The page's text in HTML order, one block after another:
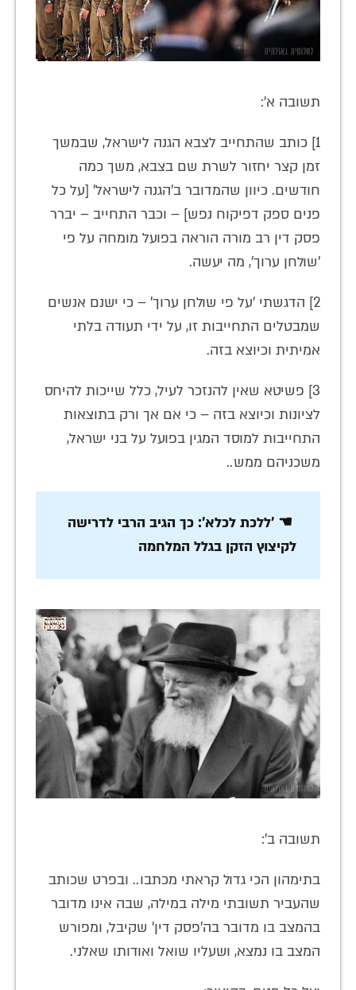
תשובה א':
1] כותב שהתחייב לצבא הגנה לישראל, שבמשך
זמן קצר יחזור לשרת שם בצבא, משך כמה
חודשים. כיוון שהמדובר ב'הגנה לישראל' [על כל
פנים ספק דפיקוח נפש] – וכבר התחייב – יברר
פסק דין רב מורה הוראה בפועל מומחה על פי
'שולחן ערוך', מה יעשה.
2] הדגשתי 'על פי שולחן ערוך' – כי ישנם אנשים
שמבטלים התחייבות זו, על ידי תעודה בלתי
אמיתית וכיוצא בזה.
3] פשיטא שאין להנזכר לעיל, כלל שייכות להיחס
לציונות וכיוצא בזה – כי אם אך ורק בתוצאות
התחייבות למוסד המגין בפועל על בני ישראל,
משכניהם ממש..
☚ 'ללכת לכלא': כך הגיב הרבי לדרישה
לקיצוץ הזקן בגלל המלחמה
תשובה ב':
בתימהון הכי גדול קראתי מכתבו.. ובפרט שכותב
שהעביר תשובתי מילה במילה, שבה אינו מדובר
בהמצב בו מדובר בה'פסק דין' שקיבל, ומפורש
המצב בו נמצא, ושעליו שואל ואודותו שאלני.